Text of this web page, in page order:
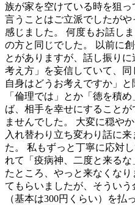
族が家を空けている時を狙っ
言うことはご立派でしたが
感じました。 何度もお話し
の方と同じでした。 以前に
とがありますが、話し振り
考え方」を妄信していて、
自身はどうお考えですか」
「倫理では」とか「徳を積
ば、相手を幸せにすること
ませんでした。 大変に穏や
入れ替わり立ち変わり話に
た。 私もずっと丁寧に応対
れて「疫病神、二度と来る
たところ、やっと来なくな
てもらいましたが、そうい
（基本は300円くらい）を払